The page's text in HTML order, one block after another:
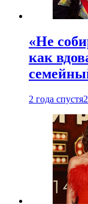
«Не
как
2 года спустя